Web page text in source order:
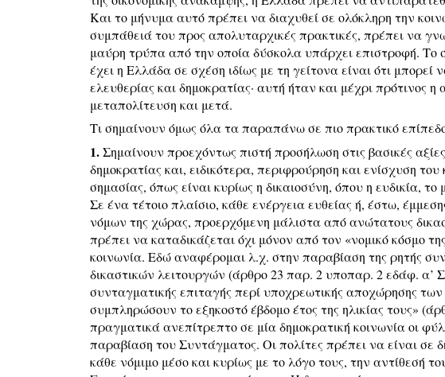
Και το μήνυμα αυτό πρέπει να διαχυθεί σε ολόκληρη την
συμπάθειά του προς απολυταρχικές πρακτικές, πρέπει να
μαύρη τρύπα από την οποία δύσκολα υπάρχει επιστροφή. Το
έχει η Ελλάδα σε σχέση ιδίως με τη γείτονα είναι ότι
ελευθερίας και δημοκρατίας· αυτή ήταν και μέχρι πρότινος
μεταπολίτευση και μετά.
Τι σημαίνουν όμως όλα τα παραπάνω σε πιο πρακτικό
1.Σημαίνουν προεχόντως πιστή προσήλωση στις βασικές
δημοκρατίας και, ειδικότερα, περιφρούρηση και ενίσχυση
σημασίας, όπως είναι κυρίως η δικαιοσύνη, όπου η ευδικία,
Σε ένα τέτοιο πλαίσιο, κάθε ενέργεια ευθείας ή, έστω,
νόμων της χώρας, προερχόμενη μάλιστα από ανώτατους
πρέπει να καταδικάζεται όχι μόνον από τον «νομικό κόσμο
κοινωνία. Εδώ αναφέρομαι λ.χ. στην παραβίαση της ρητής
δικαστικών λειτουργών (άρθρο 23 παρ. 2 υποπαρ. 2 εδάφ. α’
συνταγματικής επιταγής περί υποχρεωτικής αποχώρησης
συμπληρώσουν το εξηκοστό έβδομο έτος της ηλικίας τους»
πραγματικά ανεπίτρεπτο σε μία δημοκρατική κοινωνία οι
παραβίαση του Συντάγματος. Οι πολίτες πρέπει να είναι σε
κάθε νόμιμο μέσο και κυρίως με το λόγο τους, την αντίθεσή